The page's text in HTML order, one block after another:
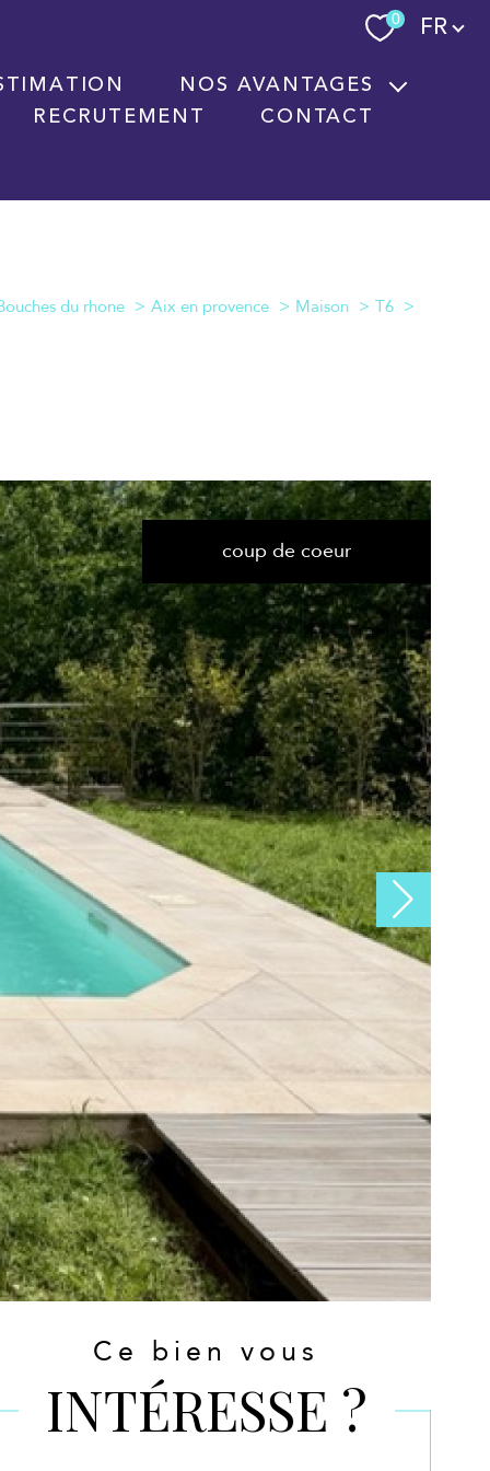
0 Langue
FR
NOS AVANTAGES
RECRUTEMENT CONTACT
du rhone Aix en provence Maison
T6
coup de coeur
Ce bien vous
INTÉRESSE ?